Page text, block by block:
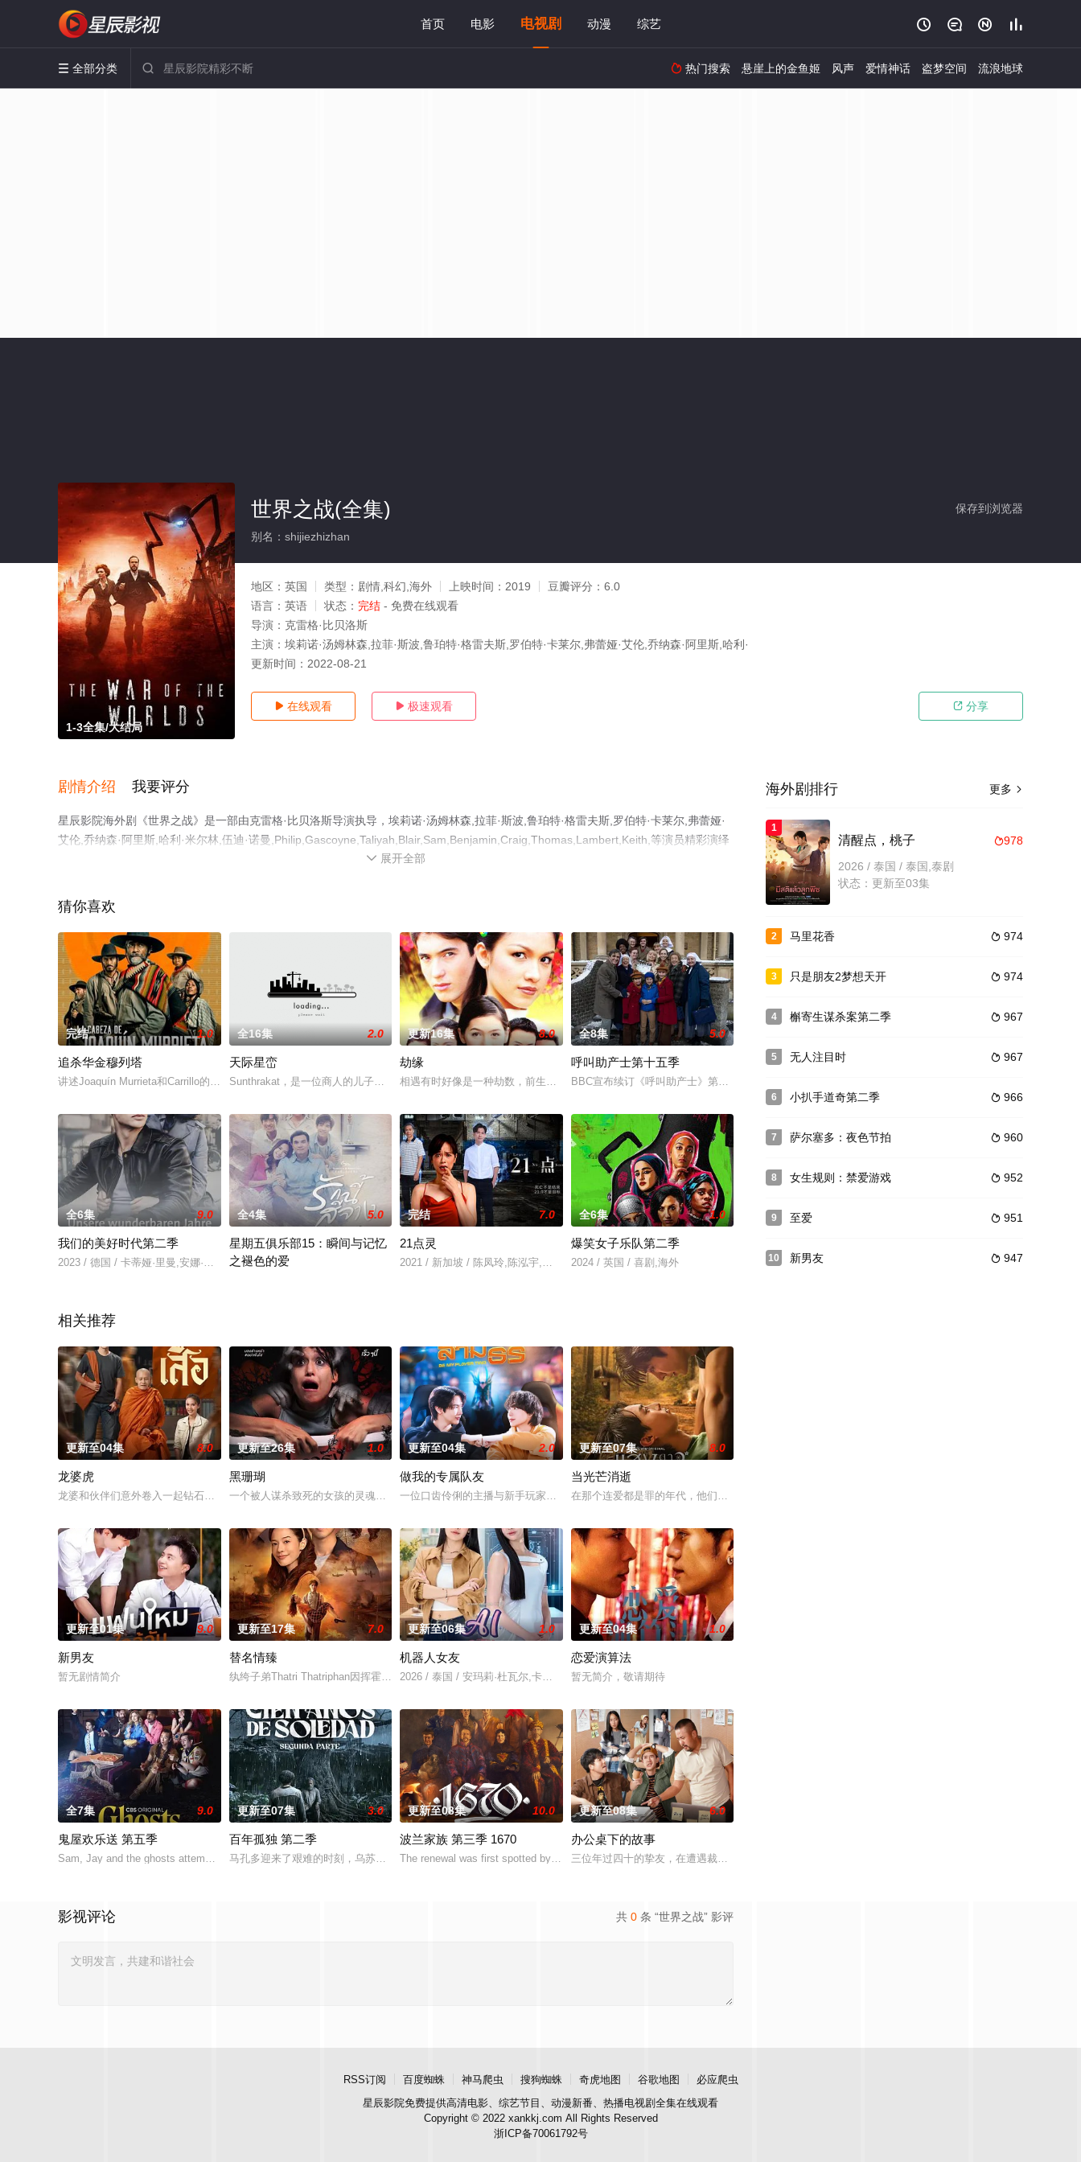
首页 电影 电视剧 动漫 综艺    
 全部分类   热门搜索 悬崖上的金鱼姬 风声 爱情神话 盗梦空间 流浪地球
1-3全集/大结局
保存到浏览器
世界之战(全集)
别名：shijiezhizhan
地区： 英国 类型： 剧情,科幻,海外 上映时间： 2019 豆瓣评分： 6.0
语言： 英语 状态： 完结 - 免费在线观看
导演： 克雷格·比贝洛斯
主演： 埃莉诺·汤姆林森,拉菲·斯波,鲁珀特·格雷夫斯,罗伯特·卡莱尔,弗蕾娅·艾伦,乔纳森·阿里斯,哈利·
更新时间： 2022-08-21
 在线观看  极速观看  分享
剧情介绍 我要评分
星辰影院海外剧《世界之战》是一部由克雷格·比贝洛斯导演执导，埃莉诺·汤姆林森,拉菲·斯波,鲁珀特·格雷夫斯,罗伯特·卡莱尔,弗蕾娅·
艾伦,乔纳森·阿里斯,哈利·米尔林,伍迪·诺曼,Philip,Gascoyne,Taliyah,Blair,Sam,Benjamin,Craig,Thomas,Lambert,Keith,等演员精彩演绎
的英国电视剧，大结局剧情已揭晓（1-3全集），手机免费观看高清未删减完整版电视剧全集就上星辰电影院，更多相关信息可移步至豆
 展开全部
猜你喜欢
完结 1.0
追杀华金穆列塔
讲述Joaquín Murrieta和Carrillo的冒险经历，他们团结起来面对一个共同的敌人。
全16集 2.0
天际星峦
Sunthrakat，是一位商人的儿子，外表看起来无坚不摧是因为内心因为母亲的事情怀有伤痛。Kiri，对家庭
更新16集 8.0
劫缘
相遇有时好像是一种劫数，前生造作今生受，什麼样的因，招什麼样的果。业於种瓜得瓜，种豆得豆。这是因果报应的最简
全8集 5.0
呼叫助产士第十五季
BBC宣布续订《呼叫助产士》第14.15季，每季组成均为8集和一集圣诞特别集。
全6集 9.0
我们的美好时代第二季
2023 / 德国 / 卡蒂娅·里曼,安娜·玛丽亚·穆埃,Hans,Jochen,Vogel,路德维格.特内普特,Vanessa,L
全4集 5.0
星期五俱乐部15：瞬间与记忆
之褪色的爱
完结 7.0
21点灵
2021 / 新加坡 / 陈凤玲,陈泓宇,黄暄婷,黄炯耀,陈泰铭,许美珍
全6集 1.0
爆笑女子乐队第二季
2024 / 英国 / 喜剧,海外
相关推荐
更新至04集 8.0
龙婆虎
龙婆和伙伴们意外卷入一起钻石抢劫案，成为警方怀疑的对象。为了证明自己的清白、挽回声誉，他们踏上了一场惊险刺激
更新至26集 1.0
黑珊瑚
一个被人谋杀致死的女孩的灵魂附到珊瑚上的故事。
更新至04集 2.0
做我的专属队友
一位口齿伶俐的主播与新手玩家！顶级主播Thi追捕神秘玩家Zo，后者竟屡次击败他。一场原本只为猎杀对手的追逐，
更新至07集 8.0
当光芒消逝
在那个连爱都是罪的年代，他们选择了彼此。 1976年10月6日清晨，泰国爆发血腥镇压，大学生Ravin被迫逃
更新至01集 9.0
新男友
暂无剧情简介
更新至17集 7.0
替名情臻
纨绔子弟Thatri Thatriphan因挥霍无敌倾家荡产，豪宅、情人、朋友一夜尽失。某日搭乘火车时，他偶
更新至06集 1.0
机器人女友
2026 / 泰国 / 安玛莉·杜瓦尔,卡薇萨拉·辛普洛
更新至04集 1.0
恋爱演算法
暂无简介，敬请期待
全7集 9.0
鬼屋欢乐送 第五季
Sam, Jay and the ghosts attempt to extricate Jay from
更新至07集 3.0
百年孤独 第二季
马孔多迎来了艰难的时刻，乌苏拉·伊瓜兰的诅咒成真，和平越来越难维持…… 该剧改编自诺贝尔文学奖得主加西亚·马
更新至08集 10.0
波兰家族 第三季 1670
The renewal was first spotted by the account Kino Aler
更新至08集 6.0
办公桌下的故事
三位年过四十的挚友，在遭遇裁员并陷入中年危机后，为了偿还债务，不得不与一群 Z 世代年轻人联手创办一
共 0 条 “世界之战” 影评
影视评论
更多 
海外剧排行
1
978
清醒点，桃子
2026 / 泰国 / 泰国,泰剧
状态：更新至03集
2  974
马里花香
3  974
只是朋友2梦想天开
4  967
槲寄生谋杀案第二季
5  967
无人注目时
6  966
小扒手道奇第二季
7  960
萨尔塞多：夜色节拍
8  952
女生规则：禁爱游戏
9  951
至爱
10  947
新男友
RSS订阅 百度蜘蛛 神马爬虫 搜狗蜘蛛 奇虎地图 谷歌地图
必应爬虫
星辰影院免费提供高清电影、综艺节目、动漫新番、热播电视剧全集在线观看
Copyright © 2022 xankkj.com All Rights Reserved
浙ICP备70061792号